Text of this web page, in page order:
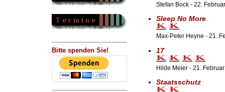
Bitte spenden Sie!
Stefan Bock - 22.
Sleep No More
Max-Peter Heyne - 21.
17
Hilde Meier - 21.
Staatsschutz